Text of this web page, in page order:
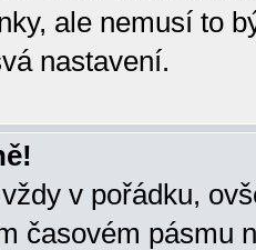
ale nemusí to
nastavení.
v pořádku,
časovém pásmu